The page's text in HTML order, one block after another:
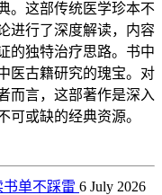
。这部传统医学珍本不
进行了深度解读，内容
的独特治疗思路。书中
医古籍研究的瑰宝。对
而言，这部著作是深入
可或缺的经典资源。
单不踩雷 6 July 2026